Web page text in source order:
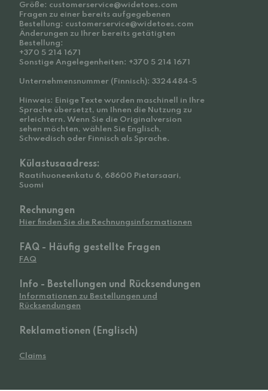
Größe: customerservice@widetoes.com
Fragen zu einer bereits aufgegebenen
Bestellung: customerservice@widetoes.com
Änderungen zu Ihrer bereits getätigten
Bestellung:
+370 5 214 1671
Sonstige Angelegenheiten: +370 5 214 1671
Unternehmensnummer (Finnisch): 3324484-5
Hinweis: Einige Texte wurden maschinell in Ihre
Sprache übersetzt, um Ihnen die Nutzung zu
erleichtern. Wenn Sie die Originalversion
sehen möchten, wählen Sie Englisch,
Schwedisch oder Finnisch als Sprache.
Külastusaadress:
Raatihuoneenkatu 6, 68600 Pietarsaari,
Suomi
Rechnungen
Hier finden Sie die Rechnungsinformationen
FAQ - Häufig gestellte Fragen
FAQ
Info - Bestellungen und Rücksendungen
Informationen zu Bestellungen und
Rücksendungen
Reklamationen (Englisch)
Claims